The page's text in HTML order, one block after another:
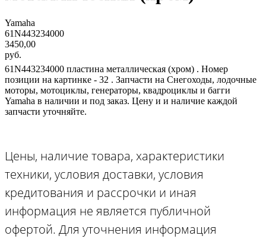
Yamaha
61N443234000
3450,00
руб.
61N443234000 пластина металлическая (хром) . Номер
позиции на картинке - 32 . Запчасти на Снегоходы, лодочные
моторы, мотоциклы, генераторы, квадроциклы и багги
Yamaha в наличии и под заказ. Цену и и наличие каждой
запчасти уточняйте.
Цены, наличие товара, характеристики
техники, условия доставки, условия
кредитования и рассрочки и иная
информация не является публичной
офертой. Для уточнения информация